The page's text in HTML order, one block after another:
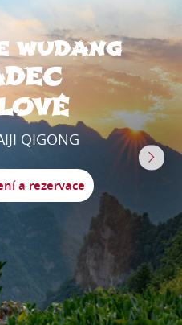
WUDANG
QIGONG
a rezervace
Next